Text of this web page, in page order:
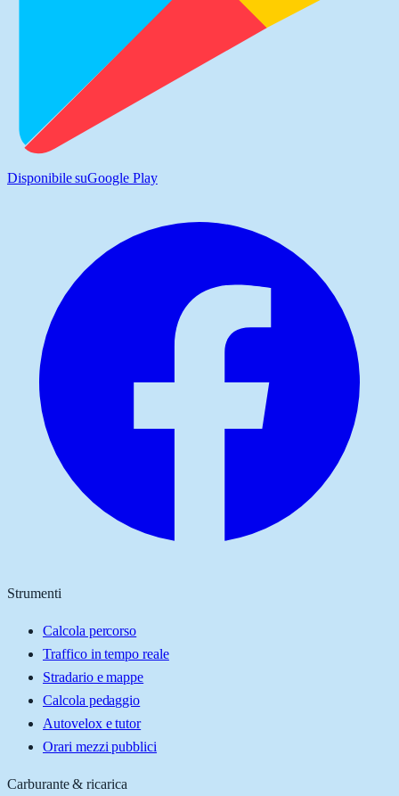
Disponibile suGoogle Play
Strumenti
Calcola percorso
Traffico in tempo reale
Stradario e mappe
Calcola pedaggio
Autovelox e tutor
Orari mezzi pubblici
Carburante & ricarica